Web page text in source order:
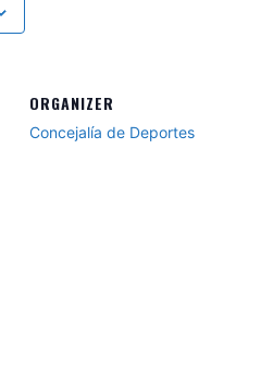
ORGANIZER
Concejalía de Deportes